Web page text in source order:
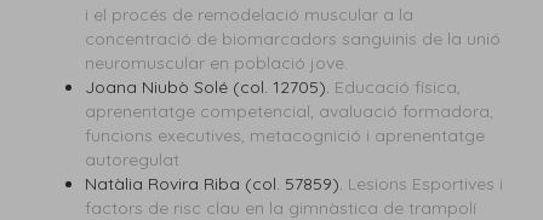
i el procés de remodelació muscular a la
concentració de biomarcadors sanguinis de la unió
neuromuscular en població jove.
Joana Niubò Solé (col. 12705). Educació física,
aprenentatge competencial, avaluació formadora,
funcions executives, metacognició i aprenentatge
autoregulat.
Natàlia Rovira Riba (col. 57859). Lesions Esportives i
factors de risc clau en la gimnàstica de trampolí